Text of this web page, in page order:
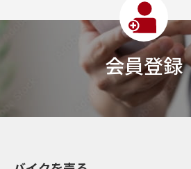
会員登録